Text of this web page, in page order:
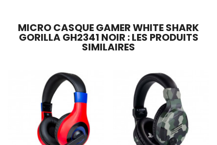
MICRO CASQUE GAMER WHITE SHARK
GORILLA GH2341 NOIR : LES PRODUITS
SIMILAIRES